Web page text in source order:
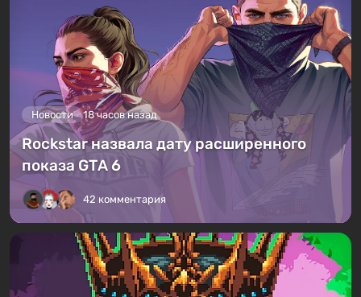
Новости 18 часов назад
Rockstar назвала дату расширенного
показа GTA 6
42 комментария